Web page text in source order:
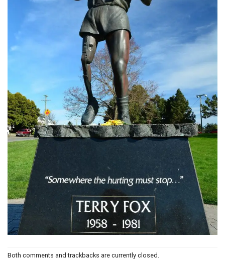
Both comments and trackbacks are currently closed.